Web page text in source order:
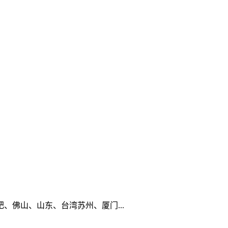
佛山、山东、台湾苏州、厦门...